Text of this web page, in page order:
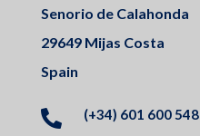
Senorio de Calahonda
29649 Mijas Costa
Spain
 (+34) 601 600 548